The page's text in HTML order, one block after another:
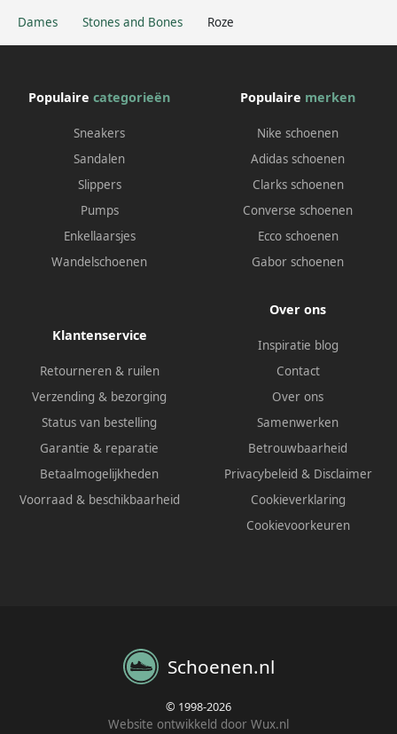
Dames Stones and Bones Roze
Populaire categorieën
Sneakers
Sandalen
Slippers
Pumps
Enkellaarsjes
Wandelschoenen
Populaire merken
Nike schoenen
Adidas schoenen
Clarks schoenen
Converse schoenen
Ecco schoenen
Gabor schoenen
Klantenservice
Retourneren & ruilen
Verzending & bezorging
Status van bestelling
Garantie & reparatie
Betaalmogelijkheden
Voorraad & beschikbaarheid
Over ons
Inspiratie blog
Contact
Over ons
Samenwerken
Betrouwbaarheid
Privacybeleid & Disclaimer
Cookieverklaring
Cookievoorkeuren
Schoenen.nl
© 1998-2026
Website ontwikkeld door Wux.nl